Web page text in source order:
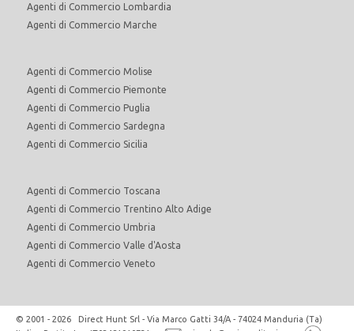
Agenti di Commercio Lombardia
Agenti di Commercio Marche
Agenti di Commercio Molise
Agenti di Commercio Piemonte
Agenti di Commercio Puglia
Agenti di Commercio Sardegna
Agenti di Commercio Sicilia
Agenti di Commercio Toscana
Agenti di Commercio Trentino Alto Adige
Agenti di Commercio Umbria
Agenti di Commercio Valle d'Aosta
Agenti di Commercio Veneto
© 2001 - 2026 Direct Hunt Srl - Via Marco Gatti 34/A - 74024 Manduria (Ta)